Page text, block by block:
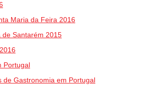
Maria da Feira 2016
de Santarém 2015
Portugal
de Gastronomia em Portugal